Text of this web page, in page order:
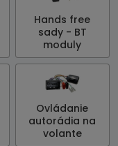
Hands free
sady - BT
moduly
Ovládanie
autorádia na
volante